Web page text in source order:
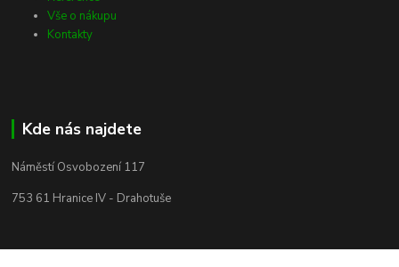
Vše o nákupu
Kontakty
Kde nás najdete
Náměstí Osvobození 117
753 61 Hranice IV - Drahotuše